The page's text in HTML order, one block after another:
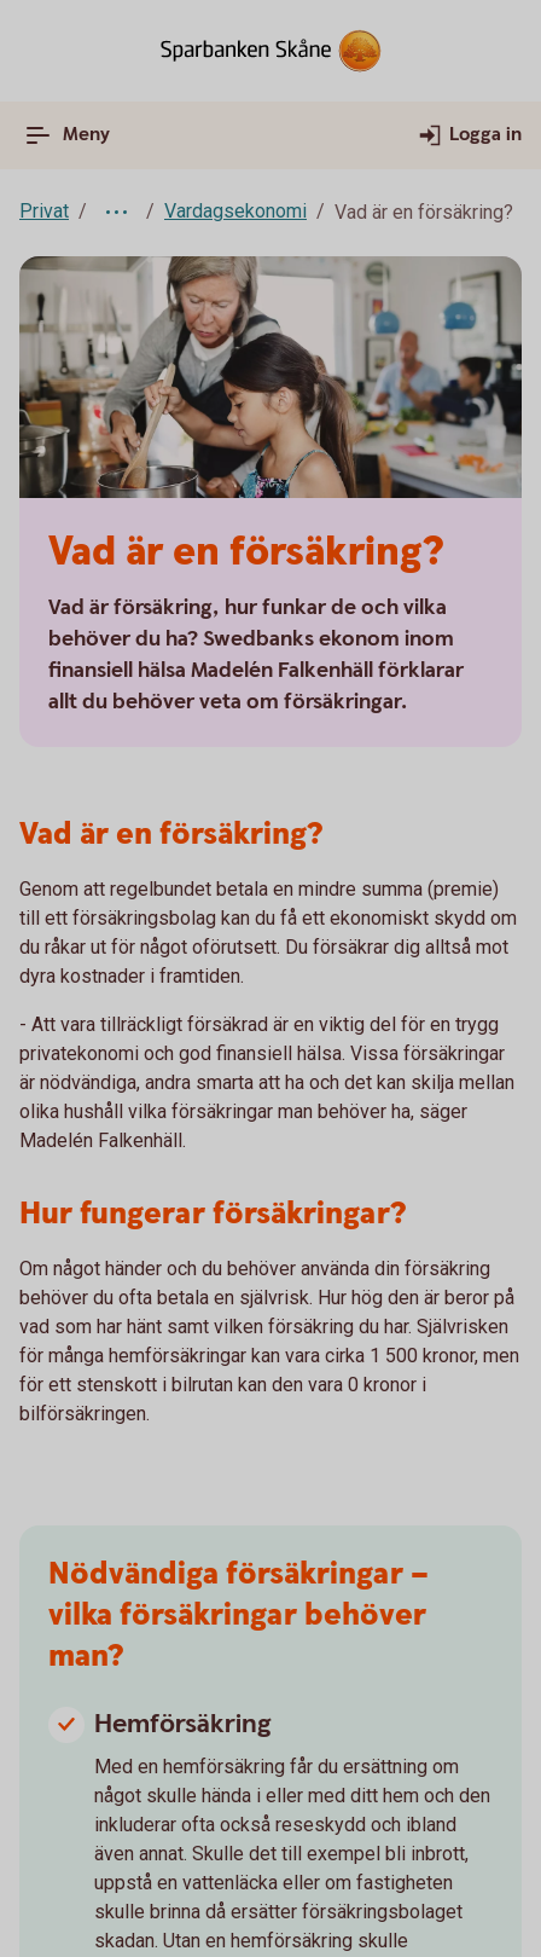
Meny Logga in
Privat Vardagsekonomi Vad är en försäkring?
Vad är en försäkring?
Vad är försäkring, hur funkar de och vilka
behöver du ha? Swedbanks ekonom inom
finansiell hälsa Madelén Falkenhäll förklarar
allt du behöver veta om försäkringar.
Vad är en försäkring?
Genom att regelbundet betala en mindre summa (premie)
till ett försäkringsbolag kan du få ett ekonomiskt skydd om
du råkar ut för något oförutsett. Du försäkrar dig alltså mot
dyra kostnader i framtiden.
- Att vara tillräckligt försäkrad är en viktig del för en trygg
privatekonomi och god finansiell hälsa. Vissa försäkringar
är nödvändiga, andra smarta att ha och det kan skilja mellan
olika hushåll vilka försäkringar man behöver ha, säger
Madelén Falkenhäll.
Hur fungerar försäkringar?
Om något händer och du behöver använda din försäkring
behöver du ofta betala en självrisk. Hur hög den är beror på
vad som har hänt samt vilken försäkring du har. Självrisken
för många hemförsäkringar kan vara cirka 1 500 kronor, men
för ett stenskott i bilrutan kan den vara 0 kronor i
bilförsäkringen.
Nödvändiga försäkringar –
vilka försäkringar behöver
man?
Hemförsäkring
Med en hemförsäkring får du ersättning om
något skulle hända i eller med ditt hem och den
inkluderar ofta också reseskydd och ibland
även annat. Skulle det till exempel bli inbrott,
uppstå en vattenläcka eller om fastigheten
skulle brinna då ersätter försäkringsbolaget
skadan. Utan en hemförsäkring skulle